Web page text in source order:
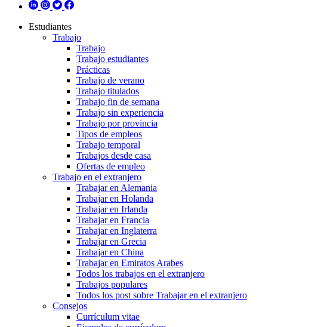
Estudiantes
Trabajo
Trabajo
Trabajo estudiantes
Prácticas
Trabajo de verano
Trabajo titulados
Trabajo fin de semana
Trabajo sin experiencia
Trabajo por provincia
Tipos de empleos
Trabajo temporal
Trabajos desde casa
Ofertas de empleo
Trabajo en el extranjero
Trabajar en Alemania
Trabajar en Holanda
Trabajar en Irlanda
Trabajar en Francia
Trabajar en Inglaterra
Trabajar en Grecia
Trabajar en China
Trabajar en Emiratos Arabes
Todos los trabajos en el extranjero
Trabajos populares
Todos los post sobre Trabajar en el extranjero
Consejos
Currículum vitae